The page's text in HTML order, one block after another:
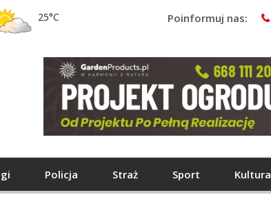
25°C Poinformuj nas:
Policja Straż Sport Kultura